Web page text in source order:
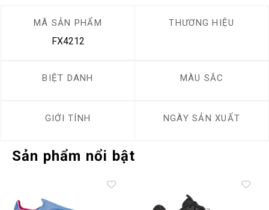
MÃ SẢN PHẨM
FX4212
THƯƠNG HIỆU
BIỆT DANH MÀU SẮC
GIỚI TÍNH NGÀY SẢN XUẤT
Sản phẩm nổi bật